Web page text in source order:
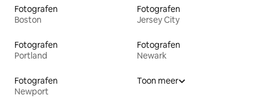
Fotografen
Boston
Fotografen
Jersey City
Fotografen
Portland
Fotografen
Newark
Fotografen
Newport
Toon meer